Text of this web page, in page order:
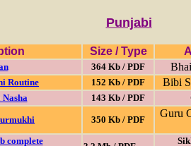
Punjabi
Size / Type
364 Kb / PDF
Routine 152 Kb / PDF Bibi
Nasha 143 Kb / PDF
350 Kb / PDF
Guru
complete